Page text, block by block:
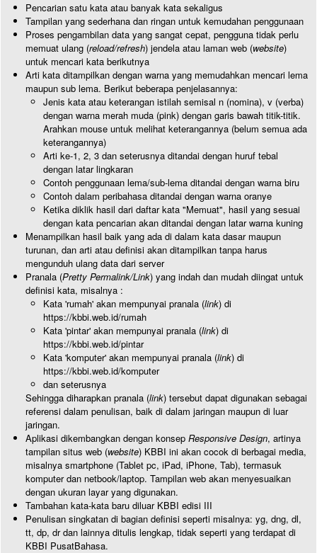
Pencarian satu kata atau banyak kata sekaligus
Tampilan yang sederhana dan ringan untuk kemudahan penggunaan
Proses pengambilan data yang sangat cepat, pengguna tidak perlu
memuat ulang (reload/refresh) jendela atau laman web (website)
untuk mencari kata berikutnya
Arti kata ditampilkan dengan warna yang memudahkan mencari lema
maupun sub lema. Berikut beberapa penjelasannya:
Jenis kata atau keterangan istilah semisal n (nomina), v (verba)
dengan warna merah muda (pink) dengan garis bawah titik-titik.
Arahkan mouse untuk melihat keterangannya (belum semua ada
keterangannya)
Arti ke-1, 2, 3 dan seterusnya ditandai dengan huruf tebal
dengan latar lingkaran
Contoh penggunaan lema/sub-lema ditandai dengan warna biru
Contoh dalam peribahasa ditandai dengan warna oranye
Ketika diklik hasil dari daftar kata "Memuat", hasil yang sesuai
dengan kata pencarian akan ditandai dengan latar warna kuning
Menampilkan hasil baik yang ada di dalam kata dasar maupun
turunan, dan arti atau definisi akan ditampilkan tanpa harus
mengunduh ulang data dari server
Pranala (Pretty Permalink/Link) yang indah dan mudah diingat untuk
definisi kata, misalnya :
Kata 'rumah' akan mempunyai pranala (link) di
https://kbbi.web.id/rumah
Kata 'pintar' akan mempunyai pranala (link) di
https://kbbi.web.id/pintar
Kata 'komputer' akan mempunyai pranala (link) di
https://kbbi.web.id/komputer
dan seterusnya
Sehingga diharapkan pranala (link) tersebut dapat digunakan sebagai
referensi dalam penulisan, baik di dalam jaringan maupun di luar
jaringan.
Aplikasi dikembangkan dengan konsep Responsive Design, artinya
tampilan situs web (website) KBBI ini akan cocok di berbagai media,
misalnya smartphone (Tablet pc, iPad, iPhone, Tab), termasuk
komputer dan netbook/laptop. Tampilan web akan menyesuaikan
dengan ukuran layar yang digunakan.
Tambahan kata-kata baru diluar KBBI edisi III
Penulisan singkatan di bagian definisi seperti misalnya: yg, dng, dl,
tt, dp, dr dan lainnya ditulis lengkap, tidak seperti yang terdapat di
KBBI PusatBahasa.